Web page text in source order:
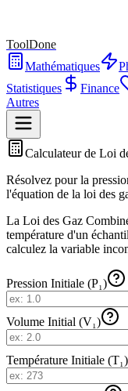
ToolDone
Mathématiques
Statistiques
Finance
Autres
Calculateur de Loi
Résolvez pour la
l'équation de la loi des
La Loi des Gaz
température d'un
calculez la variable
Pression Initiale (P₁)
Volume Initial (V₁)
Température Initiale (T₁)